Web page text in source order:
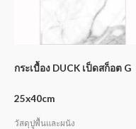
กระเบื้อง DUCK เป็ดสก็อต G
25x40cm
วัสดุปูพื้นและผนัง